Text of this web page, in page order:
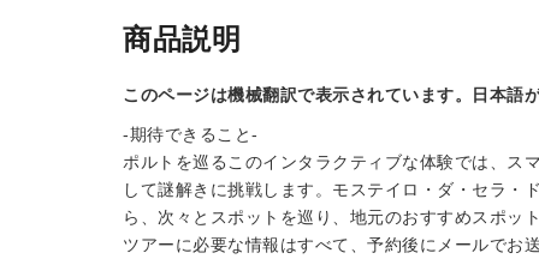
商品説明
このページは機械翻訳で表示されています。日本語
-期待できること-
ポルトを巡るこのインタラクティブな体験では、ス
して謎解きに挑戦します。モステイロ・ダ・セラ
ら、次々とスポットを巡り、地元のおすすめスポッ
ツアーに必要な情報はすべて、予約後にメールでお